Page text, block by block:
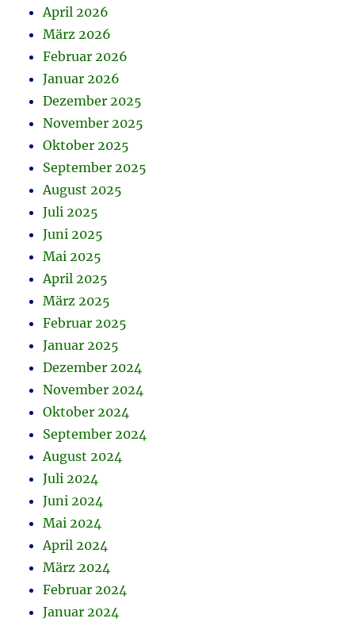
April 2026
März 2026
Februar 2026
Januar 2026
Dezember 2025
November 2025
Oktober 2025
September 2025
August 2025
Juli 2025
Juni 2025
Mai 2025
April 2025
März 2025
Februar 2025
Januar 2025
Dezember 2024
November 2024
Oktober 2024
September 2024
August 2024
Juli 2024
Juni 2024
Mai 2024
April 2024
März 2024
Februar 2024
Januar 2024